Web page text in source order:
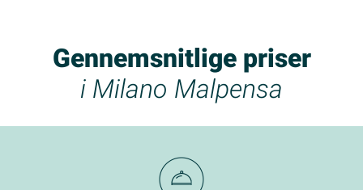
Gennemsnitlige priser
i Milano Malpensa